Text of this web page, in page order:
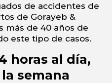
de accidentes de
de Gorayeb &
más de 40 años de
este tipo de casos.
horas al día,
semana